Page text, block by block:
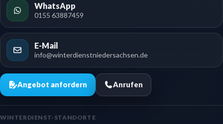
WhatsApp
0155 63887459
E-Mail
info@winterdienstniedersachsen.de
Angebot anfordern Anrufen
WINTERDIENST-STANDORTE